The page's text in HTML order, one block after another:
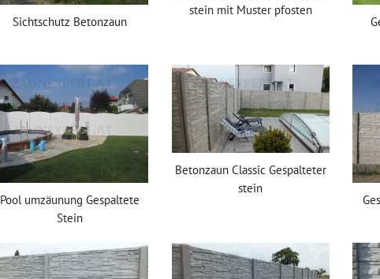
Sichtschutz Betonzaun
stein mit Muster pfosten
Pool umzäunung Gespaltete
Stein
Betonzaun Classic Gespalteter
stein